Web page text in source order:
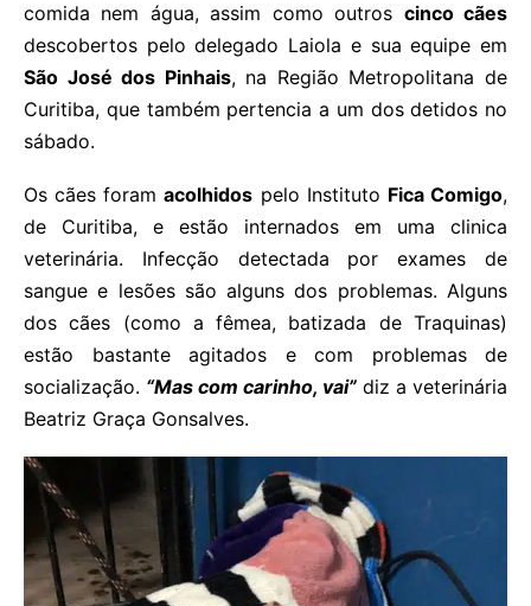
comida nem água, assim como outros cinco cães
descobertos pelo delegado Laiola e sua equipe em
São José dos Pinhais, na Região Metropolitana de
Curitiba, que também pertencia a um dos detidos no
sábado.
Os cães foramacolhidos pelo Instituto Fica Comigo,
de Curitiba, e estão internados em uma clinica
veterinária. Infecção detectada por exames de
sangue e lesões são alguns dos problemas. Alguns
dos cães (como a fêmea, batizada de Traquinas)
estão bastante agitados e com problemas de
socialização. “Mas com carinho, vai” diz a veterinária
Beatriz Graça Gonsalves.